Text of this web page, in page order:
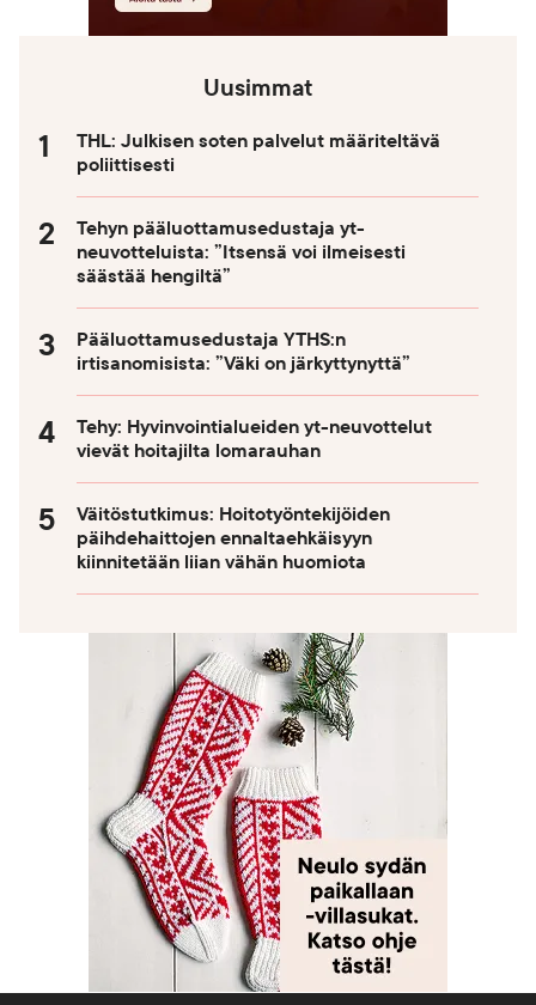
Uusimmat
THL: Julkisen soten palvelut määriteltävä
poliittisesti
Tehyn pääluottamusedustaja yt-
neuvotteluista: ”Itsensä voi ilmeisesti
säästää hengiltä”
Pääluottamusedustaja YTHS:n
irtisanomisista: ”Väki on järkyttynyttä”
Tehy: Hyvinvointialueiden yt-neuvottelut
vievät hoitajilta lomarauhan
Väitöstutkimus: Hoitotyöntekijöiden
päihdehaittojen ennaltaehkäisyyn
kiinnitetään liian vähän huomiota